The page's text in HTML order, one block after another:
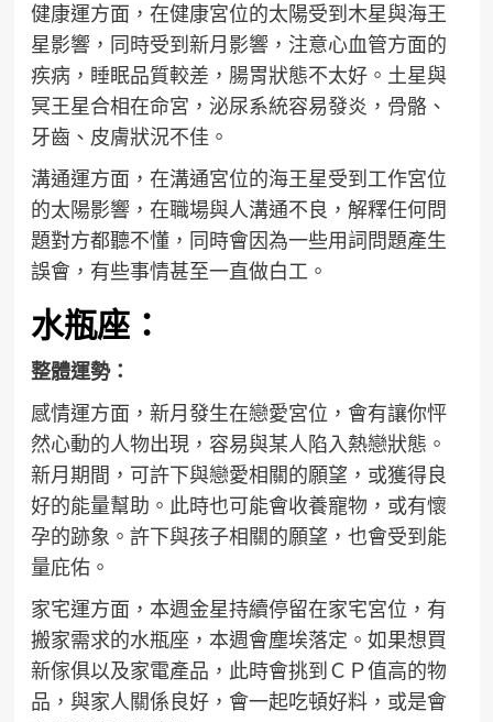
健康運方面，在健康宮位的太陽受到木星與海王
星影響，同時受到新月影響，注意心血管方面的
疾病，睡眠品質較差，腸胃狀態不太好。土星與
冥王星合相在命宮，泌尿系統容易發炎，骨骼、
牙齒、皮膚狀況不佳。
溝通運方面，在溝通宮位的海王星受到工作宮位
的太陽影響，在職場與人溝通不良，解釋任何問
題對方都聽不懂，同時會因為一些用詞問題產生
誤會，有些事情甚至一直做白工。
水瓶座：
整體運勢：
感情運方面，新月發生在戀愛宮位，會有讓你怦
然心動的人物出現，容易與某人陷入熱戀狀態。
新月期間，可許下與戀愛相關的願望，或獲得良
好的能量幫助。此時也可能會收養寵物，或有懷
孕的跡象。許下與孩子相關的願望，也會受到能
量庇佑。
家宅運方面，本週金星持續停留在家宅宮位，有
搬家需求的水瓶座，本週會塵埃落定。如果想買
新傢俱以及家電產品，此時會挑到ＣＰ值高的物
品，與家人關係良好，會一起吃頓好料，或是會